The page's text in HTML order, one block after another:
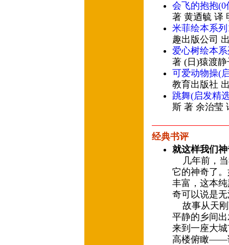
会飞的抱抱
著 黄迺毓 译
米菲绘本系列
趣出版公司
爱心树绘本
著 (日)猿渡
可爱动物操(
教育出版社
跳舞(启发精
斯 著 余治莹
经典书评
就这样我们
几年前，当
它的神奇了
丰富，这本
奇可以说是
故事从天刚
平静的乡间
来到一座大
高楼俯瞰——